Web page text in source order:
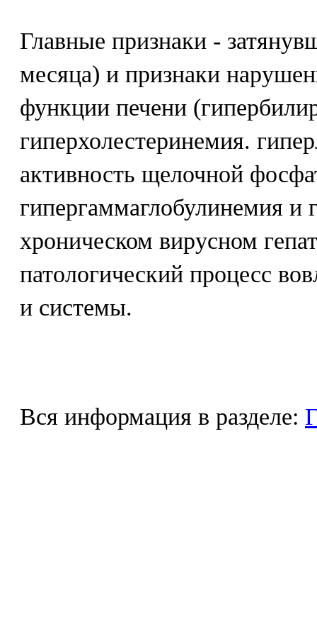
Главные признаки -
месяца) и признаки
функции печени
гиперхолестеринемия.
активность щелочной
гипергаммаглобулинемия
хроническом вирусном
патологический процесс
и системы.
Вся информация в разделе: